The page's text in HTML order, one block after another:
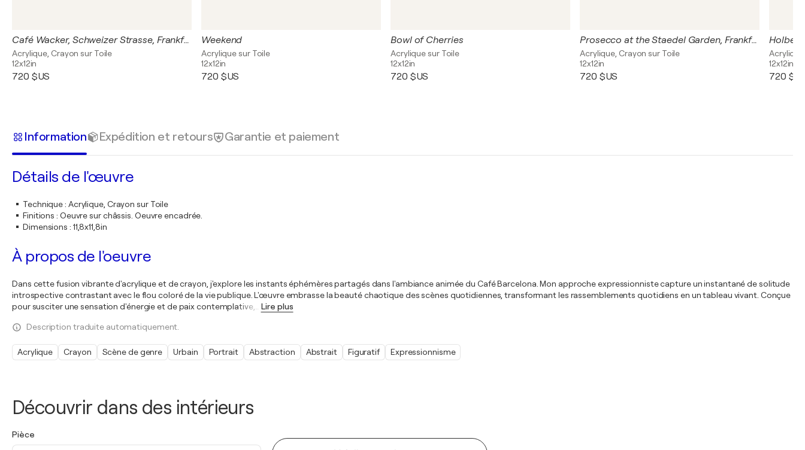
Découvrir dans des intérieurs
Pièce
Café Wacker, Schweizer Strasse, Frankfurt
Acrylique, Crayon sur Toile
12x12in
720 $US
Weekend
Acrylique sur Toile
12x12in
720 $US
Bowl of Cherries
Acrylique sur Toile
12x12in
720 $US
Prosecco at the Staedel Garden, Frankfurt
Acrylique, Crayon sur Toile
12x12in
720 $US
12x12in
720
Information Expédition et retours Garantie et paiement
Détails de l'œuvre
Technique: Acrylique, Crayon sur Toile
Finitions : Oeuvre sur châssis. Oeuvre encadrée.
Dimensions : 11,8x11,8in
À propos de l'oeuvre
Dans cette fusion vibrante d'acrylique et de crayon, j'explore les instants éphémères partagés dans l'ambiance animée du Café Barcelona. Mon approche expressionniste capture un instantané de solitude
introspective contrastant avec le flou coloré de la vie publique. L'œuvre embrasse la beauté chaotique des scènes quotidiennes, transformant les rassemblements quotidiens en un tableau vivant. Conçue
pour susciter une sensation d'énergie et de paix contemplative,
Lire plus
Description traduite automatiquement.
Acrylique Crayon Scène de genre Urbain Portrait Abstraction Abstrait Figuratif Expressionnisme